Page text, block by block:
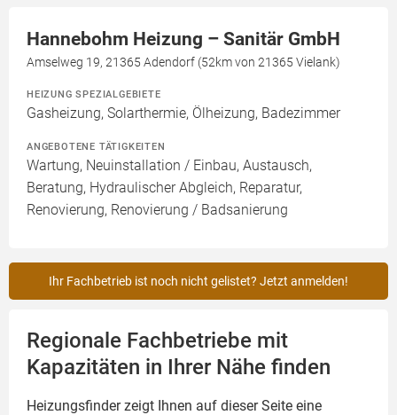
Hannebohm Heizung – Sanitär GmbH
Amselweg 19, 21365 Adendorf (52km von 21365 Vielank)
HEIZUNG SPEZIALGEBIETE
Gasheizung, Solarthermie, Ölheizung, Badezimmer
ANGEBOTENE TÄTIGKEITEN
Wartung, Neuinstallation / Einbau, Austausch,
Beratung, Hydraulischer Abgleich, Reparatur,
Renovierung, Renovierung / Badsanierung
Ihr Fachbetrieb ist noch nicht gelistet? Jetzt anmelden!
Regionale Fachbetriebe mit
Kapazitäten in Ihrer Nähe finden
Heizungsfinder zeigt Ihnen auf dieser Seite eine